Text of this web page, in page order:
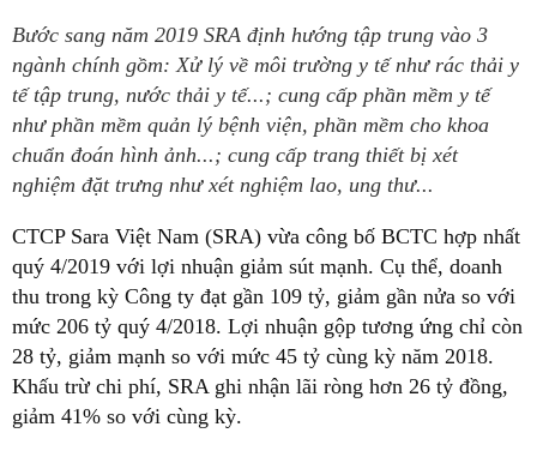
Bước sang năm 2019 SRA định hướng tập trung vào 3
ngành chính gồm: Xử lý về môi trường y tế như rác thải y
tế tập trung, nước thải y tế...; cung cấp phần mềm y tế
như phần mềm quản lý bệnh viện, phần mềm cho khoa
chuẩn đoán hình ảnh...; cung cấp trang thiết bị xét
nghiệm đặt trưng như xét nghiệm lao, ung thư...
CTCP Sara Việt Nam (SRA) vừa công bố BCTC hợp nhất
quý 4/2019 với lợi nhuận giảm sút mạnh. Cụ thể, doanh
thu trong kỳ Công ty đạt gần 109 tỷ, giảm gần nửa so với
mức 206 tỷ quý 4/2018. Lợi nhuận gộp tương ứng chỉ còn
28 tỷ, giảm mạnh so với mức 45 tỷ cùng kỳ năm 2018.
Khấu trừ chi phí, SRA ghi nhận lãi ròng hơn 26 tỷ đồng,
giảm 41% so với cùng kỳ.